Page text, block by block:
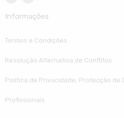
Informações
Termos e Condições
Resolução Alternativa de Conflitos
Política de Privacidade, Protecção de
Profissionais